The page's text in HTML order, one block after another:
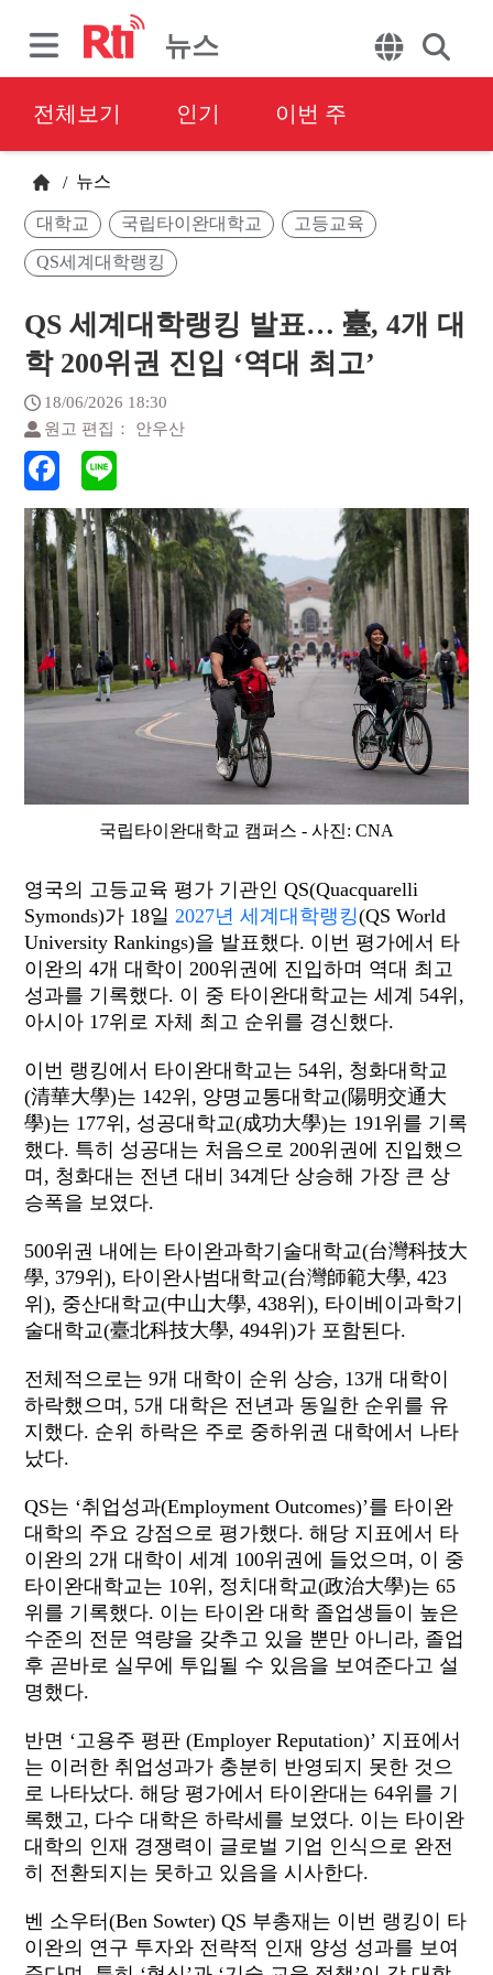
뉴스
전체보기 인기 이번 주
/ 뉴스
대학교 국립타이완대학교 고등교육
QS세계대학랭킹
QS 세계대학랭킹 발표… 臺, 4개 대
학 200위권 진입 ‘역대 최고’
18/06/2026 18:30
원고 편집： 안우산
국립타이완대학교 캠퍼스 - 사진: CNA
영국의 고등교육 평가 기관인 QS(Quacquarelli
Symonds)가 18일2027년 세계대학랭킹(QS World
University Rankings)을 발표했다. 이번 평가에서 타
이완의 4개 대학이 200위권에 진입하며 역대 최고
성과를 기록했다. 이 중 타이완대학교는 세계 54위,
아시아 17위로 자체 최고 순위를 경신했다.
이번 랭킹에서 타이완대학교는 54위, 청화대학교
(清華大學)는 142위, 양명교통대학교(陽明交通大
學)는 177위, 성공대학교(成功大學)는 191위를 기록
했다. 특히 성공대는 처음으로 200위권에 진입했으
며, 청화대는 전년 대비 34계단 상승해 가장 큰 상
승폭을 보였다.
500위권 내에는 타이완과학기술대학교(台灣科技大
學, 379위), 타이완사범대학교(台灣師範大學, 423
위), 중산대학교(中山大學, 438위), 타이베이과학기
술대학교(臺北科技大學, 494위)가 포함된다.
전체적으로는 9개 대학이 순위 상승, 13개 대학이
하락했으며, 5개 대학은 전년과 동일한 순위를 유
지했다. 순위 하락은 주로 중하위권 대학에서 나타
났다.
QS는 ‘취업성과(Employment Outcomes)’를 타이완
대학의 주요 강점으로 평가했다. 해당 지표에서 타
이완의 2개 대학이 세계 100위권에 들었으며, 이 중
타이완대학교는 10위, 정치대학교(政治大學)는 65
위를 기록했다. 이는 타이완 대학 졸업생들이 높은
수준의 전문 역량을 갖추고 있을 뿐만 아니라, 졸업
후 곧바로 실무에 투입될 수 있음을 보여준다고 설
명했다.
반면 ‘고용주 평판 (Employer Reputation)’ 지표에서
는 이러한 취업성과가 충분히 반영되지 못한 것으
로 나타났다. 해당 평가에서 타이완대는 64위를 기
록했고, 다수 대학은 하락세를 보였다. 이는 타이완
대학의 인재 경쟁력이 글로벌 기업 인식으로 완전
히 전환되지는 못하고 있음을 시사한다.
벤 소우터(Ben Sowter) QS 부총재는 이번 랭킹이 타
이완의 연구 투자와 전략적 인재 양성 성과를 보여